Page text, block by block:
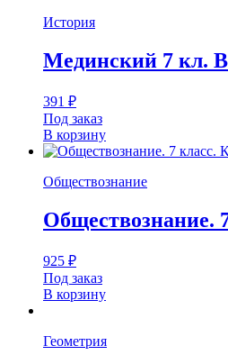
История
Мединский 7 кл.
391 ₽
Под заказ
В корзину
Обществознание
Обществознание.
925 ₽
Под заказ
В корзину
Геометрия